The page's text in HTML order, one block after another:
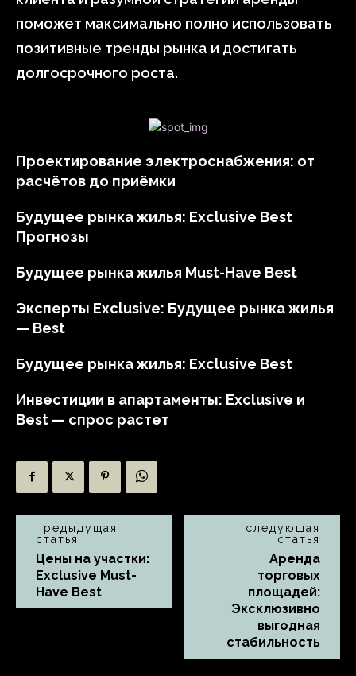
поможет максимально полно использовать
позитивные тренды рынка и достигать
долгосрочного роста.
Проектирование электроснабжения: от
расчётов до приёмки
Будущее рынка жилья: Exclusive Best
Прогнозы
Будущее рынка жилья Must-Have Best
Эксперты Exclusive: Будущее рынка жилья
— Best
Будущее рынка жилья: Exclusive Best
Инвестиции в апартаменты: Exclusive и
Best — спрос растет
предыдущая
статья
Цены на участки:
Exclusive Must-
Have Best
следующая
статья
Аренда
торговых
площадей:
Эксклюзивно
выгодная
стабильность